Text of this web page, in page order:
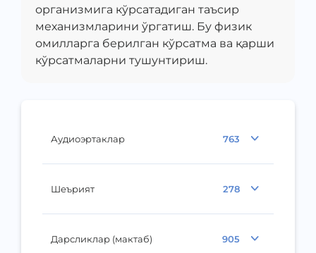
Аудиоэртаклар 763
Шеърият 278
Дарсликлар (мактаб) 905
организмига кўрсатадиган таъсир
механизмларини ўргатиш. Бу физик
омилларга берилган кўрсатма ва қарши
кўрсатмаларни тушунтириш.